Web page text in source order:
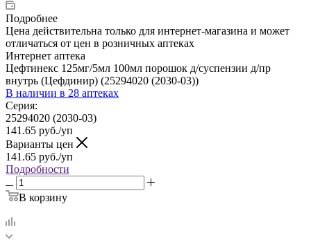
Подробнее
Цена действительна только для интернет-магазина и может
отличаться от цен в розничных аптеках
Интернет аптека
Цефтинекс 125мг/5мл 100мл порошок д/суспензии д/пр
внутрь (Цефдинир) (25294020 (2030-03))
В наличии в 28 аптеках
Серия:
25294020 (2030-03)
141.65 руб./уп
Варианты цен
141.65 руб./уп
Подробности
В корзину